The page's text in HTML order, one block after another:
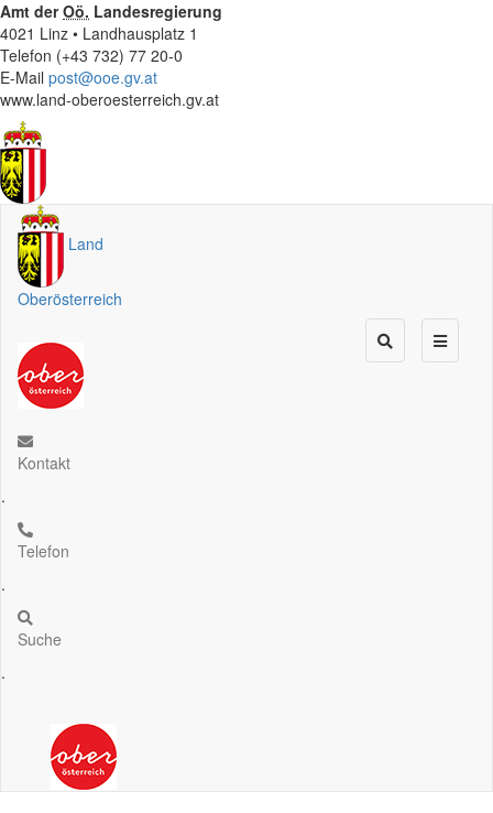
Amt derOö. Landesregierung
4021 Linz • Landhausplatz 1
Telefon (+43 732) 77 20-0
E-Mail post@ooe.gv.at
www.land-oberoesterreich.gv.at
Land
Oberösterreich
Kontakt
.
Telefon
.
Suche
.